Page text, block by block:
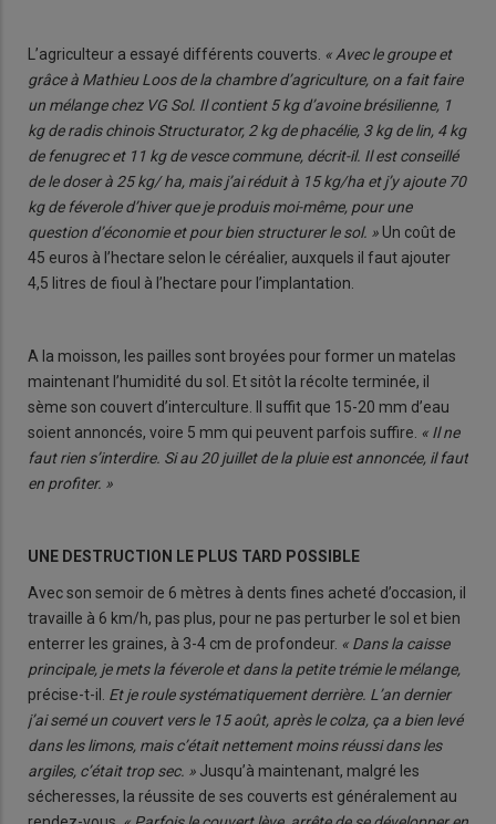
L’agriculteur a essayé différents couverts. « Avec le groupe et
grâce à Mathieu Loos de la chambre d’agriculture, on a fait faire
un mélange chez VG Sol. Il contient 5 kg d’avoine brésilienne, 1
kg de radis chinois Structurator, 2 kg de phacélie, 3 kg de lin, 4 kg
de fenugrec et 11 kg de vesce commune, décrit-il. Il est conseillé
de le doser à 25 kg/ ha, mais j’ai réduit à 15 kg/ha et j’y ajoute 70
kg de féverole d’hiver que je produis moi-même, pour une
question d’économie et pour bien structurer le sol. » Un coût de
45 euros à l’hectare selon le céréalier, auxquels il faut ajouter
4,5 litres de fioul à l’hectare pour l’implantation.
A la moisson, les pailles sont broyées pour former un matelas
maintenant l’humidité du sol. Et sitôt la récolte terminée, il
sème son couvert d’interculture. Il suffit que 15-20 mm d’eau
soient annoncés, voire 5 mm qui peuvent parfois suffire. « Il ne
faut rien s’interdire. Si au 20 juillet de la pluie est annoncée, il faut
en profiter. »
UNE DESTRUCTION LE PLUS TARD POSSIBLE
Avec son semoir de 6 mètres à dents fines acheté d’occasion, il
travaille à 6 km/h, pas plus, pour ne pas perturber le sol et bien
enterrer les graines, à 3-4 cm de profondeur. « Dans la caisse
principale, je mets la féverole et dans la petite trémie le mélange,
précise-t-il. Et je roule systématiquement derrière. L’an dernier
j’ai semé un couvert vers le 15 août, après le colza, ça a bien levé
dans les limons, mais c’était nettement moins réussi dans les
argiles, c’était trop sec. » Jusqu’à maintenant, malgré les
sécheresses, la réussite de ses couverts est généralement au